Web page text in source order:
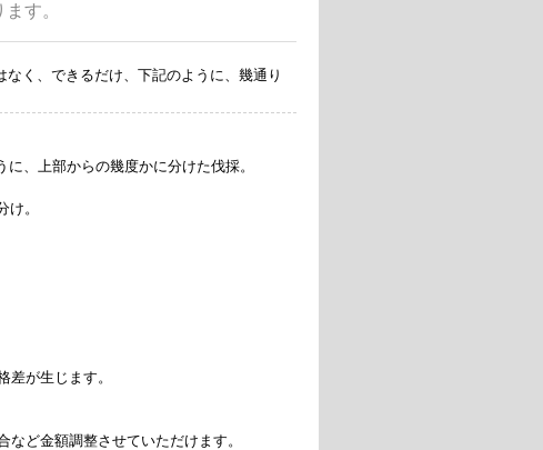
す。
く、できるだけ、下記のように、幾通り
上部からの幾度かに分けた伐採。
。
生じます。
額調整させていただけます。